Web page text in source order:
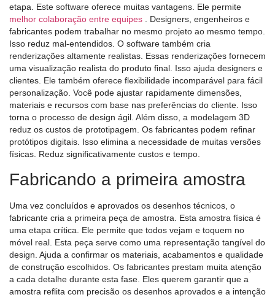
etapa. Este software oferece muitas vantagens. Ele permite
melhor colaboração entre equipes . Designers, engenheiros e
fabricantes podem trabalhar no mesmo projeto ao mesmo tempo.
Isso reduz mal-entendidos. O software também cria
renderizações altamente realistas. Essas renderizações fornecem
uma visualização realista do produto final. Isso ajuda designers e
clientes. Ele também oferece flexibilidade incomparável para fácil
personalização. Você pode ajustar rapidamente dimensões,
materiais e recursos com base nas preferências do cliente. Isso
torna o processo de design ágil. Além disso, a modelagem 3D
reduz os custos de prototipagem. Os fabricantes podem refinar
protótipos digitais. Isso elimina a necessidade de muitas versões
físicas. Reduz significativamente custos e tempo.
Fabricando a primeira amostra
Uma vez concluídos e aprovados os desenhos técnicos, o
fabricante cria a primeira peça de amostra. Esta amostra física é
uma etapa crítica. Ele permite que todos vejam e toquem no
móvel real. Esta peça serve como uma representação tangível do
design. Ajuda a confirmar os materiais, acabamentos e qualidade
de construção escolhidos. Os fabricantes prestam muita atenção
a cada detalhe durante esta fase. Eles querem garantir que a
amostra reflita com precisão os desenhos aprovados e a intenção